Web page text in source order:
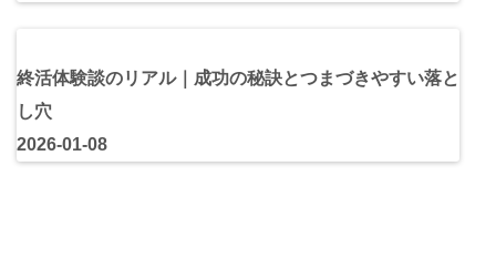
終活体験談のリアル｜成功の秘訣とつまづきやすい落と
し穴
2026-01-08